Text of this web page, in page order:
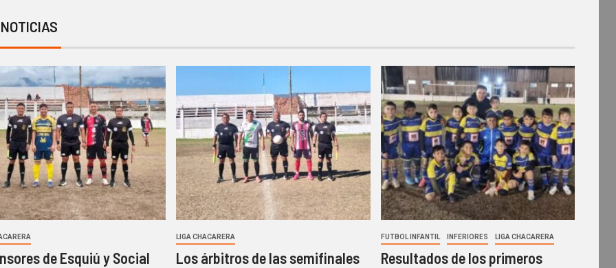
de Esquiú y Social
LIGA CHACARERA
Los árbitros de las semifinales
FUTBOL INFANTIL INFERIORES LIGA CHACARERA
Resultados de los primeros